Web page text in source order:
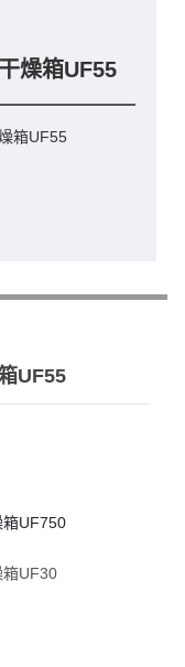
燥箱UF55
箱UF55
UF55
UF750
UF30